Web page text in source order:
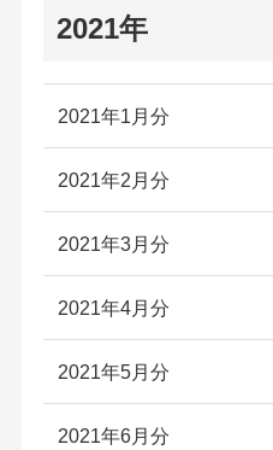
2021年
2021年1月分
2021年2月分
2021年3月分
2021年4月分
2021年5月分
2021年6月分